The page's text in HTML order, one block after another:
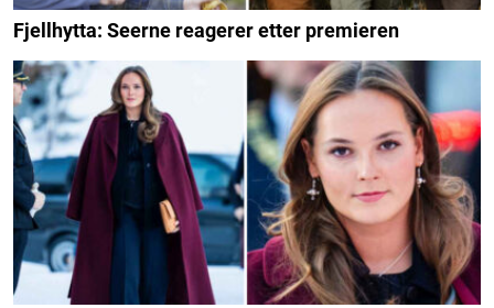
Fjellhytta: Seerne reagerer etter premieren